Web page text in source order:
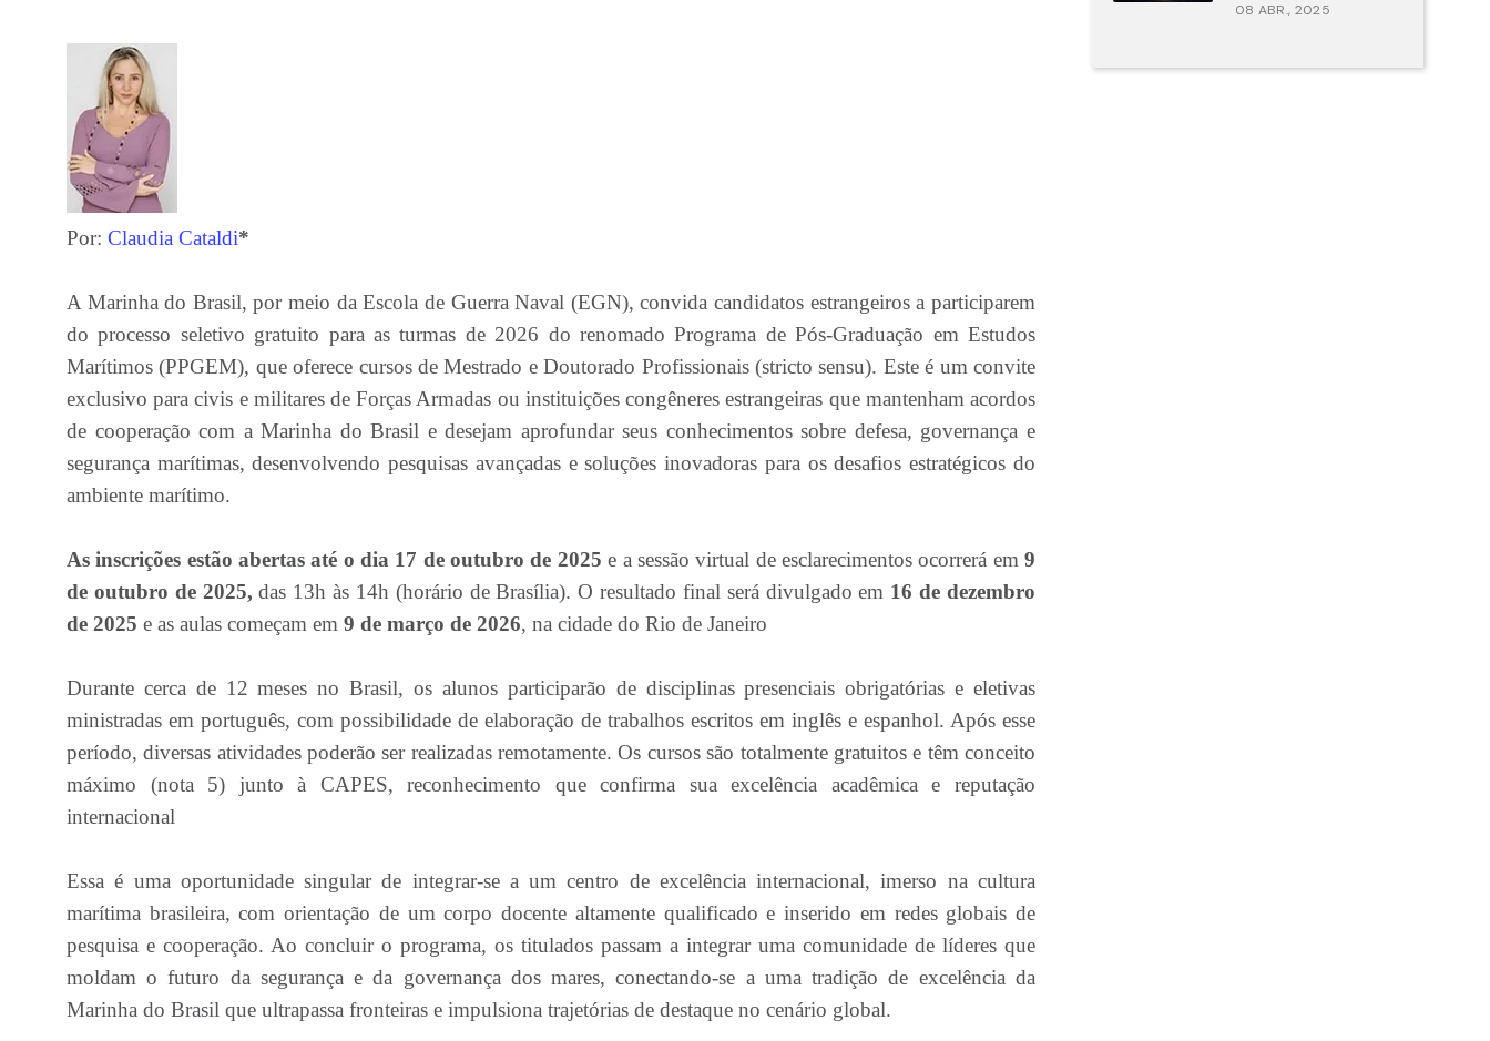
Por: Claudia Cataldi*
A Marinha do Brasil, por meio da Escola de Guerra Naval (EGN), convida candidatos estrangeiros a participarem
do processo seletivo gratuito para as turmas de 2026 do renomado Programa de Pós-Graduação em Estudos
Marítimos (PPGEM), que oferece cursos de Mestrado e Doutorado Profissionais (stricto sensu). Este é um convite
exclusivo para civis e militares de Forças Armadas ou instituições congêneres estrangeiras que mantenham acordos
de cooperação com a Marinha do Brasil e desejam aprofundar seus conhecimentos sobre defesa, governança e
segurança marítimas, desenvolvendo pesquisas avançadas e soluções inovadoras para os desafios estratégicos do
ambiente marítimo.
As inscrições estão abertas até o dia 17 de outubro de 2025 e a sessão virtual de esclarecimentos ocorrerá em 9
de outubro de 2025, das 13h às 14h (horário de Brasília). O resultado final será divulgado em 16 de dezembro
de 2025 e as aulas começam em 9 de março de 2026, na cidade do Rio de Janeiro
Durante cerca de 12 meses no Brasil, os alunos participarão de disciplinas presenciais obrigatórias e eletivas
ministradas em português, com possibilidade de elaboração de trabalhos escritos em inglês e espanhol. Após esse
período, diversas atividades poderão ser realizadas remotamente. Os cursos são totalmente gratuitos e têm conceito
máximo (nota 5) junto à CAPES, reconhecimento que confirma sua excelência acadêmica e reputação
internacional
Essa é uma oportunidade singular de integrar-se a um centro de excelência internacional, imerso na cultura
marítima brasileira, com orientação de um corpo docente altamente qualificado e inserido em redes globais de
pesquisa e cooperação. Ao concluir o programa, os titulados passam a integrar uma comunidade de líderes que
moldam o futuro da segurança e da governança dos mares, conectando-se a uma tradição de excelência da
Marinha do Brasil que ultrapassa fronteiras e impulsiona trajetórias de destaque no cenário global.
08 ABR., 2025